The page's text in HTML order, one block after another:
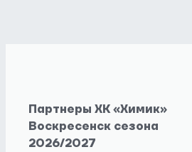
Партнеры ХК «Химик»
Воскресенск сезона
2026/2027